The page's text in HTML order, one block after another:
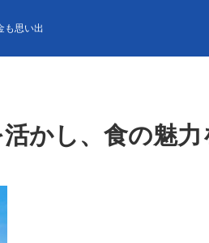
も思い出
かし、食の魅